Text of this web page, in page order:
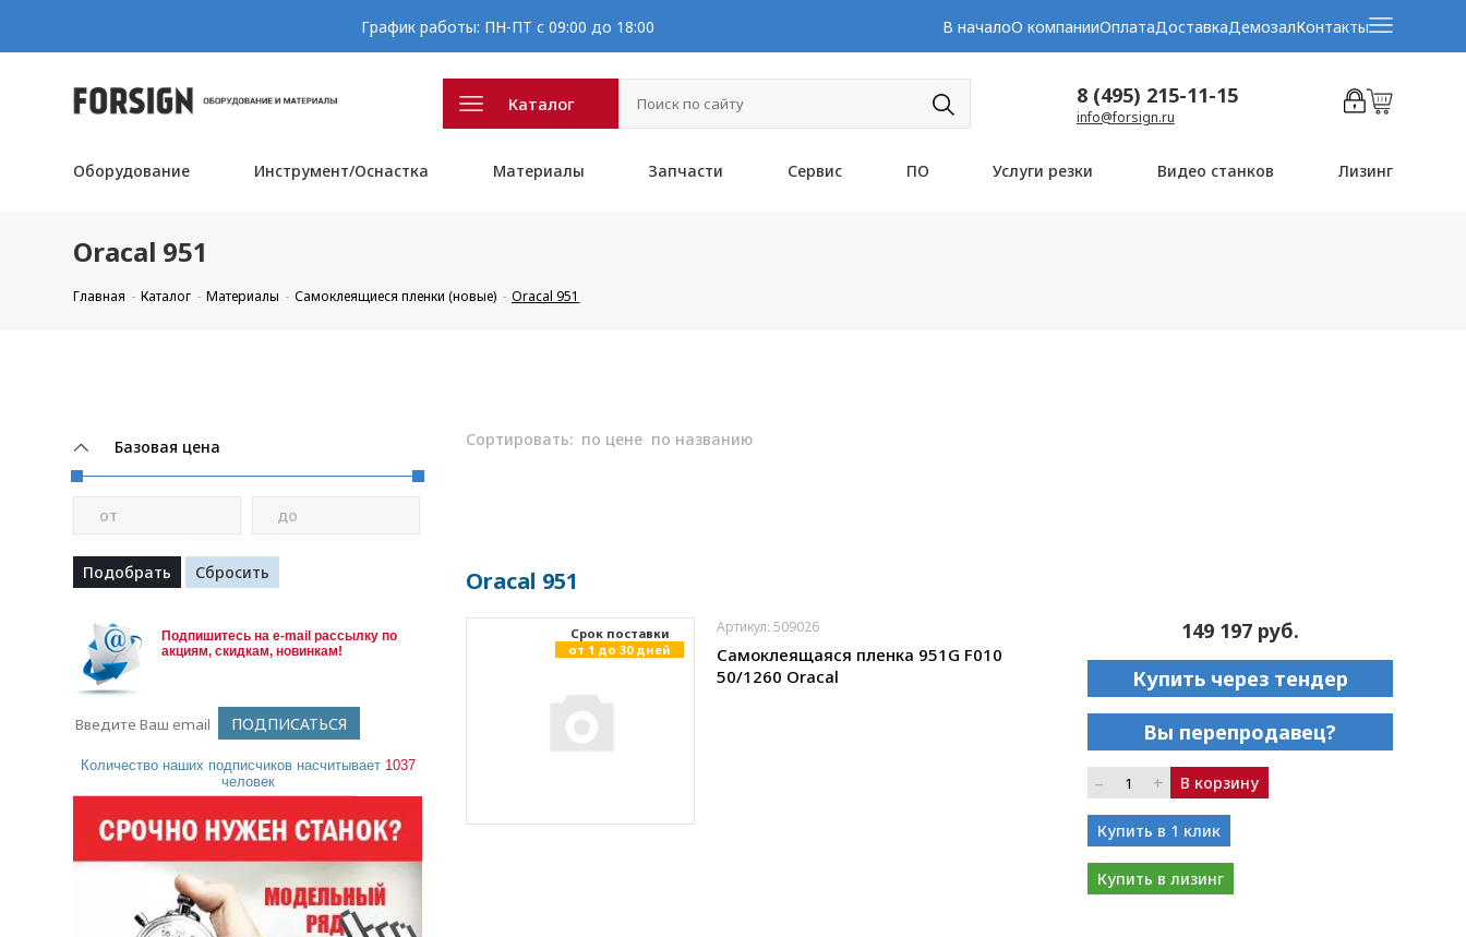
График работы: ПН-ПТ с 09:00 до 18:00 В началоО компанииОплатаДоставкаДемозалКонтакты
Каталог 8 (495) 215-11-15
info@forsign.ru
Оборудование Инструмент/Оснастка Материалы Запчасти Сервис ПО Услуги резки Видео станков Лизинг
Oracal 951
Главная Каталог Материалы Самоклеящиеся пленки (новые) Oracal 951
Базовая цена
от до
Подпишитесь на e-mail рассылку по
акциям, скидкам, новинкам!
Количество наших подписчиков насчитывает 1037
человек
Сортировать: по цене по названию
Oracal 951
Cрок поставки
от 1 до 30 дней
Артикул: 509026
Самоклеящаяся пленка 951G F010
50/1260 Oracal
149 197 руб.
Купить через тендер
Вы перепродавец?
– + В корзину
Купить в 1 клик
Купить в лизинг